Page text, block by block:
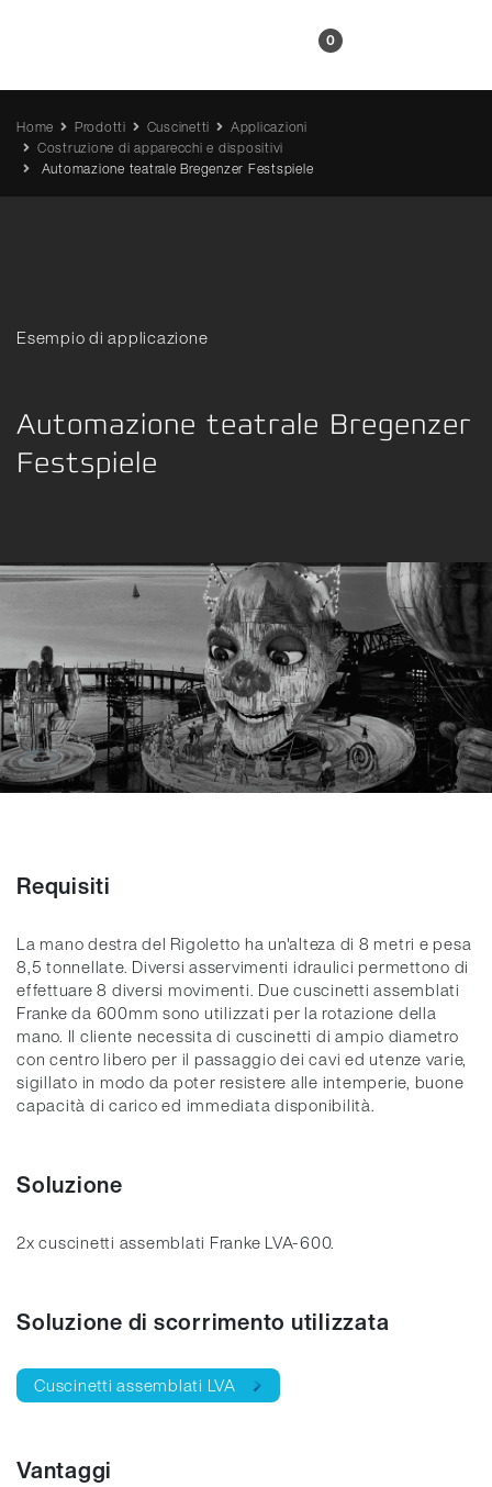
0
Home Prodotti Cuscinetti
Applicazioni
Costruzione di apparecchi e dispositivi
Automazione teatrale Bregenzer Festspiele
Esempio di applicazione
Automazione teatrale Bregenzer
Festspiele
Requisiti
La mano destra del Rigoletto ha un'alteza di 8 metri e pesa
8,5 tonnellate. Diversi asservimenti idraulici permettono di
effettuare 8 diversi movimenti. Due cuscinetti assemblati
Franke da 600mm sono utilizzati per la rotazione della
mano. Il cliente necessita di cuscinetti di ampio diametro
con centro libero per il passaggio dei cavi ed utenze varie,
sigillato in modo da poter resistere alle intemperie, buone
capacità di carico ed immediata disponibilità.
Soluzione
2x cuscinetti assemblati Franke LVA-600.
Soluzione di scorrimento utilizzata
Cuscinetti assemblati LVA
Vantaggi